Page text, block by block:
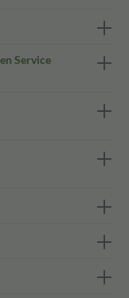
Service